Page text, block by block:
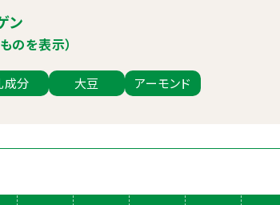
ン
のを表示）
成分 大豆 アーモンド